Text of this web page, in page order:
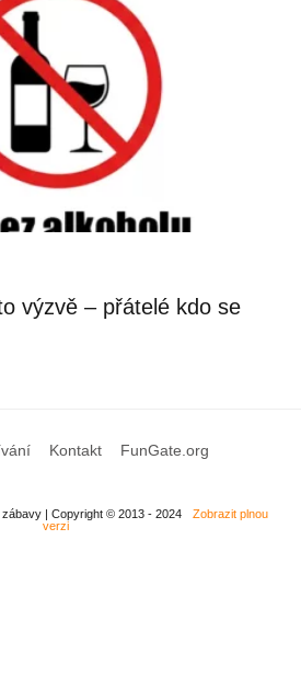
výzvě – přátelé kdo se
Kontakt FunGate.org
| Copyright © 2013 - 2024
Zobrazit plnou
verzi